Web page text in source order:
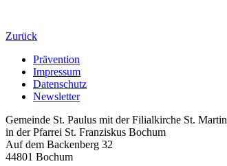
Zurück
Prävention
Impressum
Datenschutz
Newsletter
Gemeinde St. Paulus mit der Filialkirche St. Martin
in der Pfarrei St. Franziskus Bochum
Auf dem Backenberg 32
44801 Bochum